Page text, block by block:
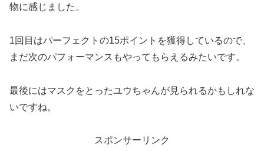
物に感じました。
1回目はパーフェクトの15ポイントを獲得しているので、
まだ次のパフォーマンスもやってもらえるみたいです。
最後にはマスクをとったユウちゃんが見られるかもしれな
いですね。
スポンサーリンク